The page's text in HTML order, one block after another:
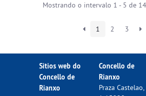
Mostrando o intervalo 1 - 5 de
1 2 3
Sitios web do
Concello de
Rianxo
Concello de
Rianxo
Praza Castelao,